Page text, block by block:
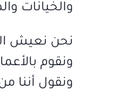
والخيانات
نحن نعيش
ونقوم
ونقول أننا